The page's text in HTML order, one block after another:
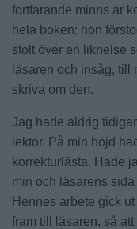
fortfarande minns är
hela boken: hon
stolt över en liknelse
läsaren och insåg,
skriva om den.
Jag hade aldrig
lektör. På min höjd
korrekturlästa. Hade
min och läsarens
Hennes arbete gick
fram till läsaren, så